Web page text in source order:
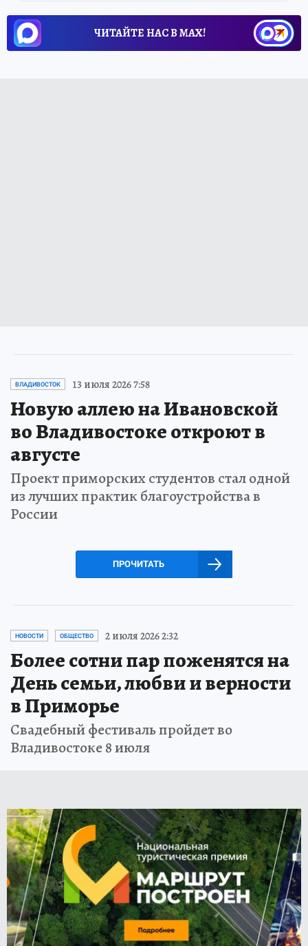
ЧИТАЙТЕ НАС В МАХ!
ВЛАДИВОСТОК 13 июля 2026 7:58
Новую аллею на Ивановской
во Владивостоке откроют в
августе
Проект приморских студентов стал одной
из лучших практик благоустройства в
России
ПРОЧИТАТЬ
НОВОСТИ ОБЩЕСТВО 2 июля 2026 2:32
Более сотни пар поженятся на
День семьи, любви и верности
в Приморье
Свадебный фестиваль пройдет во
Владивостоке 8 июля